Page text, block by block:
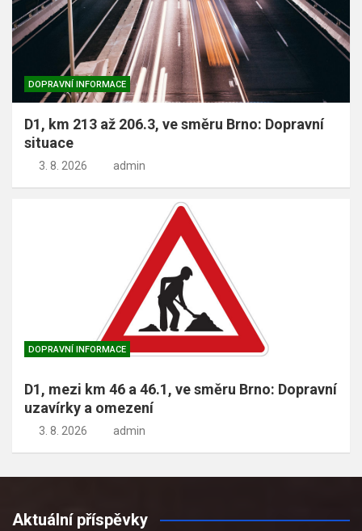
DOPRAVNÍ INFORMACE
D1, km 213 až 206.3, ve směru Brno: Dopravní
situace
3. 8. 2026 admin
DOPRAVNÍ INFORMACE
D1, mezi km 46 a 46.1, ve směru Brno: Dopravní
uzavírky a omezení
3. 8. 2026 admin
Aktuální příspěvky